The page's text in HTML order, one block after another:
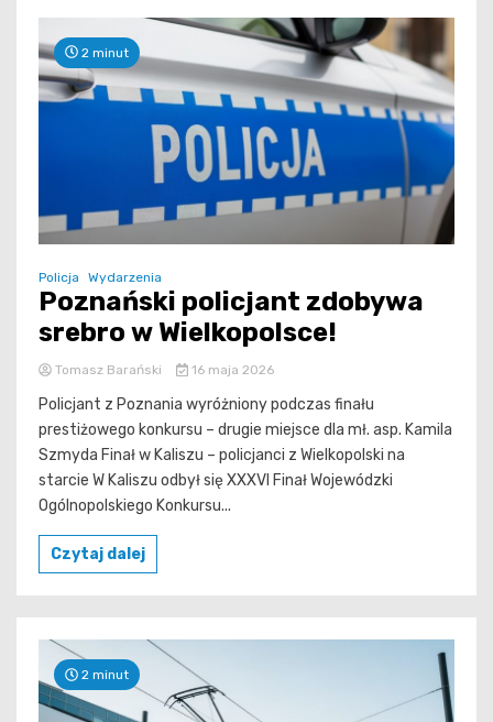
2 minut
Policja Wydarzenia
Poznański policjant zdobywa
srebro w Wielkopolsce!
Tomasz Barański 16 maja 2026
Policjant z Poznania wyróżniony podczas finału
prestiżowego konkursu – drugie miejsce dla mł. asp. Kamila
Szmyda Finał w Kaliszu – policjanci z Wielkopolski na
starcie W Kaliszu odbył się XXXVI Finał Wojewódzki
Ogólnopolskiego Konkursu...
Czytaj dalej
2 minut